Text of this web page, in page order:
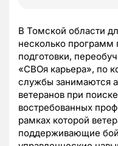
В Томской области
несколько программ
подготовки,
«СВОя карьера», по
службы занимаются
ветеранов при
востребованных
рамках которой
поддерживающие